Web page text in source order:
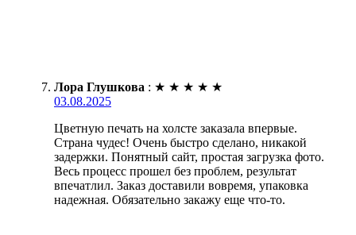
Лора Глушкова : ★ ★ ★ ★ ★
03.08.2025
Цветную печать на холсте заказала впервые.
Страна чудес! Очень быстро сделано, никакой
задержки. Понятный сайт, простая загрузка фото.
Весь процесс прошел без проблем, результат
впечатлил. Заказ доставили вовремя, упаковка
надежная. Обязательно закажу еще что-то.